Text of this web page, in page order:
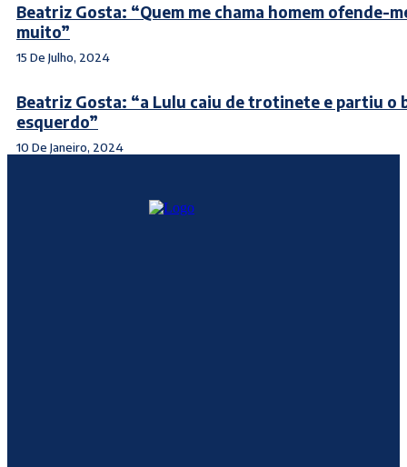
Beatriz Gosta: “Quem me chama homem ofende-
muito”
15 De Julho, 2024
Beatriz Gosta: “a Lulu caiu de trotinete e partiu o
esquerdo”
10 De Janeiro, 2024